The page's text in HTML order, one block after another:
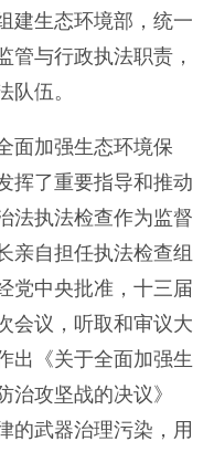
建生态环境部，统一
管与行政执法职责，
队伍。
加强生态环境保
挥了重要指导和推动
法执法检查作为监督
亲自担任执法检查组
党中央批准，十三届
会议，听取和审议大
出《关于全面加强生
治攻坚战的决议》
的武器治理污染，用